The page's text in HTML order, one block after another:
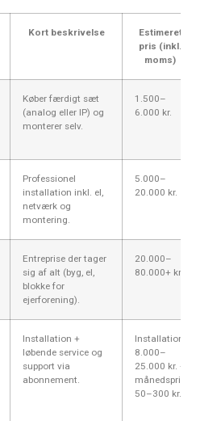
Kort beskrivelse
Estimeret
pris (inkl.
moms)
Køber færdigt sæt
(analog eller IP) og
monterer selv.
1.500–
6.000 kr.
Professionel
installation inkl. el,
netværk og
montering.
5.000–
20.000 kr.
Entreprise der tager
sig af alt (byg, el,
blokke for
ejerforening).
20.000–
80.000+ kr.
Installation +
løbende service og
support via
abonnement.
Installation
8.000–
25.000 kr. +
månedspris
50–300 kr.